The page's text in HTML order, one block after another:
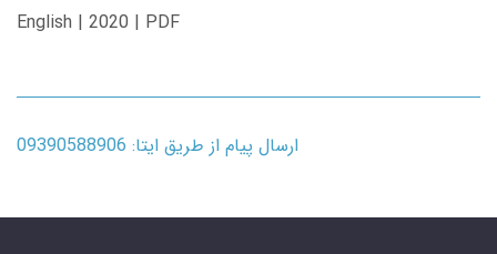
English | 2020 | PDF
ارسال پیام از طریق ایتا: 09390588906